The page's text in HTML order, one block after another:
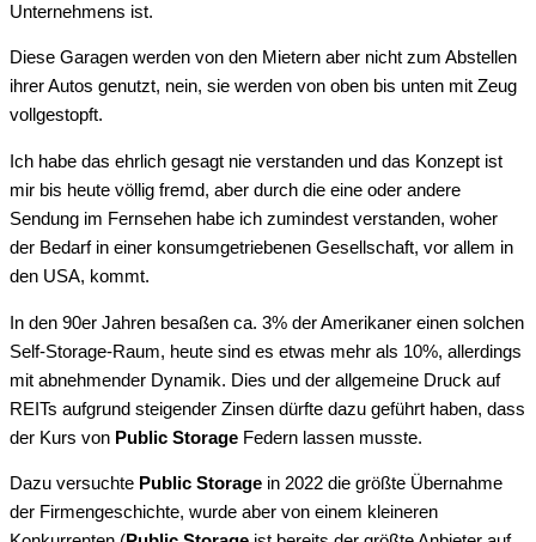
Unternehmens ist.
Diese Garagen werden von den Mietern aber nicht zum Abstellen
ihrer Autos genutzt, nein, sie werden von oben bis unten mit Zeug
vollgestopft.
Ich habe das ehrlich gesagt nie verstanden und das Konzept ist
mir bis heute völlig fremd, aber durch die eine oder andere
Sendung im Fernsehen habe ich zumindest verstanden, woher
der Bedarf in einer konsumgetriebenen Gesellschaft, vor allem in
den USA, kommt.
In den 90er Jahren besaßen ca. 3% der Amerikaner einen solchen
Self-Storage-Raum, heute sind es etwas mehr als 10%, allerdings
mit abnehmender Dynamik. Dies und der allgemeine Druck auf
REITs aufgrund steigender Zinsen dürfte dazu geführt haben, dass
der Kurs von Public Storage Federn lassen musste.
Dazu versuchte Public Storage in 2022 die größte Übernahme
der Firmengeschichte, wurde aber von einem kleineren